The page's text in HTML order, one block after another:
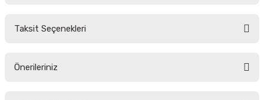
Taksit Seçenekleri
Önerileriniz